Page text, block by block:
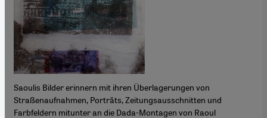
Saoulis Bilder erinnern mit ihren Überlagerungen von
Straßenaufnahmen, Porträts, Zeitungsausschnitten und
Farbfeldern mitunter an die Dada-Montagen von Raoul